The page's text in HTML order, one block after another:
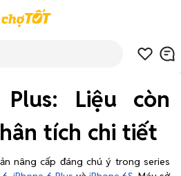
Plus: Liệu còn
tích chi tiết
nâng cấp đáng chú ý trong series